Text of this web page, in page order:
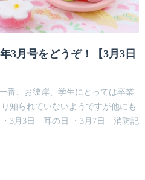
3月号をどうぞ！【3月3日
番、お彼岸、学生にとっては卒業
知られていないようですが他にも
・3月3日 耳の日 ・3月7日 消防記